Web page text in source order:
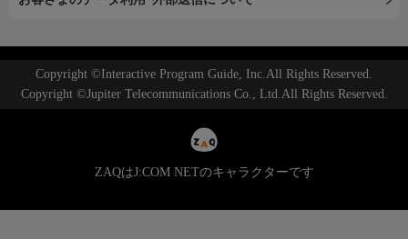
Copyright ©Interactive Program Guide, Inc.All Rights Reserved.
Copyright ©Jupiter Telecommunications Co., Ltd.All Rights Reserved.
ZAQはJ:COM NETのキャラクターです